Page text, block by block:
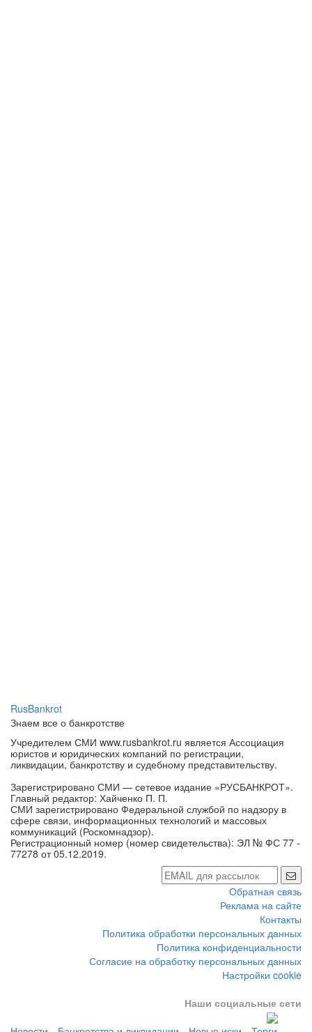
RusBankrot
Знаем все о банкротстве
Учредителем СМИ www.rusbankrot.ru является Ассоциация
юристов и юридических компаний по регистрации,
ликвидации, банкротству и судебному представительству.
Зарегистрировано СМИ — сетевое издание «РУСБАНКРОТ».
Главный редактор: Хайченко П. П.
СМИ зарегистрировано Федеральной службой по надзору в
сфере связи, информационных технологий и массовых
коммуникаций (Роскомнадзор).
Регистрационный номер (номер свидетельства): ЭЛ № ФС 77 -
77278 от 05.12.2019.
Обратная связь
Реклама на сайте
Контакты
Политика обработки персональных данных
Политика конфиденциальности
Согласие на обработку персональных данных
Настройки cookie
Наши социальные сети